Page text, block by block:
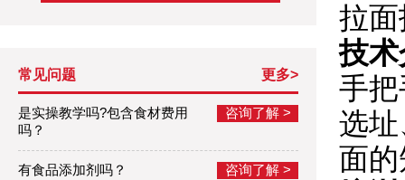
常见问题 更多>
是实操教学吗?包含食材费用
吗？
咨询了解 >
有食品添加剂吗？ 咨询了解 >
拉
技
手
选
面